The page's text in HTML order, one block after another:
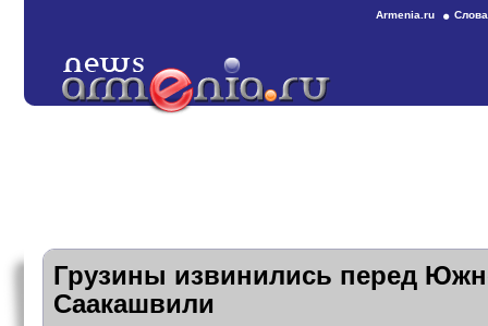
Armenia.ru
Грузины извинились перед
Саакашвили